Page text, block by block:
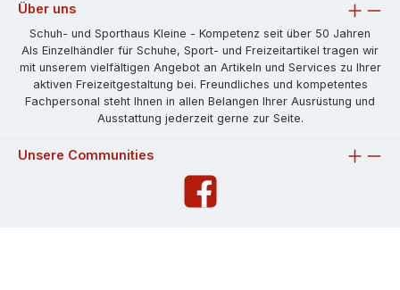
Über uns
Schuh- und Sporthaus Kleine - Kompetenz seit über 50 Jahren
Als Einzelhändler für Schuhe, Sport- und Freizeitartikel tragen wir
mit unserem vielfältigen Angebot an Artikeln und Services zu Ihrer
aktiven Freizeitgestaltung bei. Freundliches und kompetentes
Fachpersonal steht Ihnen in allen Belangen Ihrer Ausrüstung und
Ausstattung jederzeit gerne zur Seite.
Unsere Communities